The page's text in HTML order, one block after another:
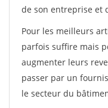
de son entreprise et
Pour les meilleurs
parfois suffire mais
augmenter leurs
passer par un
le secteur du